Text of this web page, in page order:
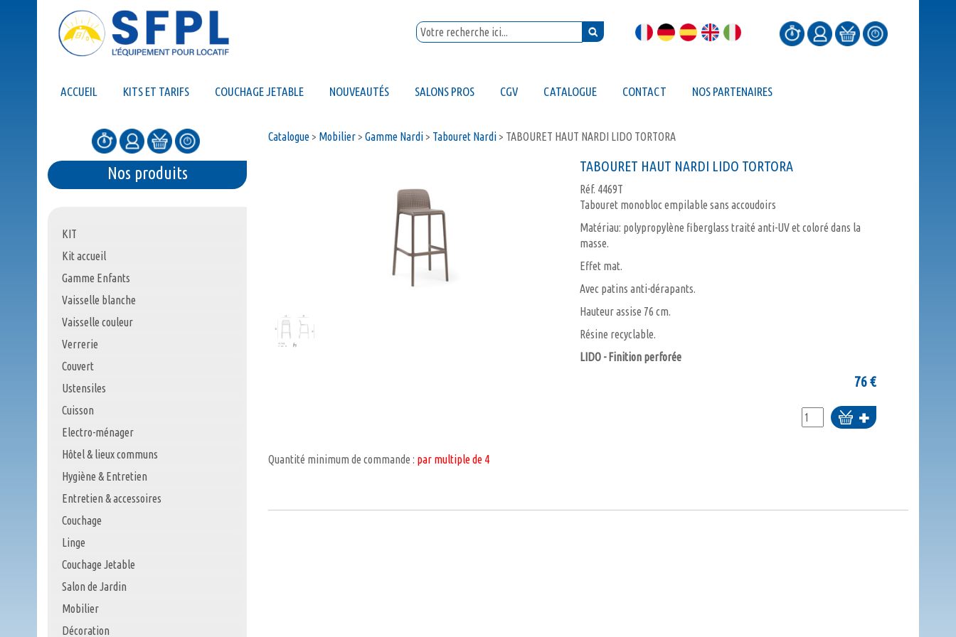
ACCUEIL KITS ET TARIFS COUCHAGE JETABLE NOUVEAUTÉS SALONS PROS CGV CATALOGUE CONTACT NOS PARTENAIRES
Nos produits
KIT
Kit accueil
Gamme Enfants
Vaisselle blanche
Vaisselle couleur
Verrerie
Couvert
Ustensiles
Cuisson
Electro-ménager
Hôtel & lieux communs
Hygiène & Entretien
Entretien & accessoires
Couchage
Linge
Couchage Jetable
Salon de Jardin
Mobilier
Décoration
Catalogue> Mobilier> Gamme Nardi> Tabouret Nardi> TABOURET HAUT NARDI LIDO TORTORA
TABOURET HAUT NARDI LIDO TORTORA
Réf. 4469T
Tabouret monobloc empilable sans accoudoirs
Matériau: polypropylène fiberglass traité anti-UV et coloré dans la
masse.
Effet mat.
Avec patins anti-dérapants.
Hauteur assise 76 cm.
Résine recyclable.
LIDO - Finition perforée
76€
Ajouter
au
Quantité minimum de commande : par multiple de 4